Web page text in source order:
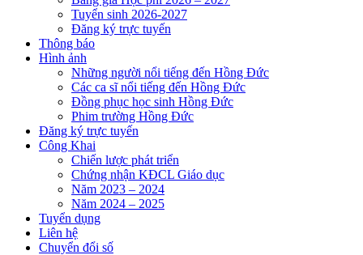
Tuyển sinh 2026-2027
Đăng ký trực tuyến
Thông báo
Hình ảnh
Những người nổi tiếng đến Hồng Đức
Các ca sĩ nổi tiếng đến Hồng Đức
Đồng phục học sinh Hồng Đức
Phim trường Hồng Đức
Đăng ký trực tuyến
Công Khai
Chiến lược phát triển
Chứng nhận KĐCL Giáo dục
Năm 2023 – 2024
Năm 2024 – 2025
Tuyển dụng
Liên hệ
Chuyển đổi số